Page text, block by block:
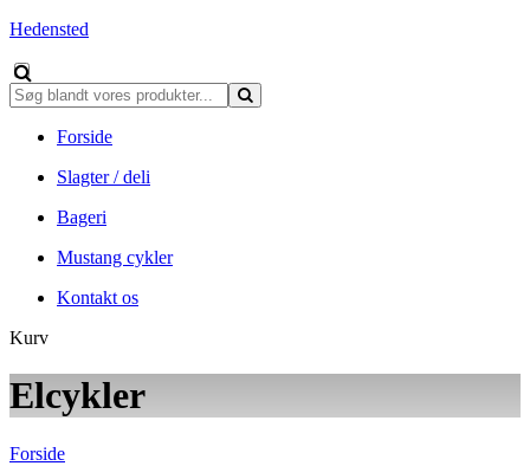
Hedensted
Forside
Slagter / deli
Bageri
Mustang cykler
Kontakt os
Kurv
Elcykler
Forside